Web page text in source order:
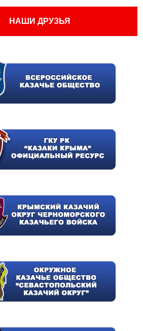
НАШИ ДРУЗЬЯ